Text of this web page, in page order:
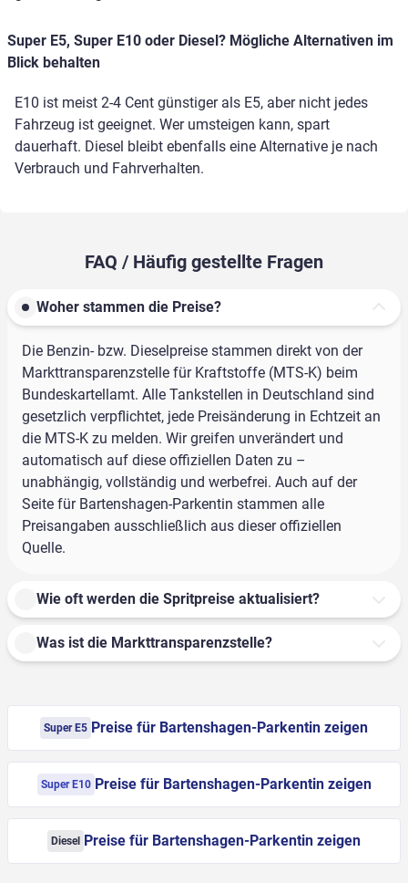
Super E5, Super E10 oder Diesel? Mögliche Alternativen im
Blick behalten
E10 ist meist 2-4 Cent günstiger als E5, aber nicht jedes
Fahrzeug ist geeignet. Wer umsteigen kann, spart
dauerhaft. Diesel bleibt ebenfalls eine Alternative je nach
Verbrauch und Fahrverhalten.
FAQ / Häufig gestellte Fragen
Woher stammen die Preise?
Die Benzin- bzw. Dieselpreise stammen direkt von der
Markttransparenzstelle für Kraftstoffe (MTS-K) beim
Bundeskartellamt. Alle Tankstellen in Deutschland sind
gesetzlich verpflichtet, jede Preisänderung in Echtzeit an
die MTS-K zu melden. Wir greifen unverändert und
automatisch auf diese offiziellen Daten zu –
unabhängig, vollständig und werbefrei. Auch auf der
Seite für Bartenshagen-Parkentin stammen alle
Preisangaben ausschließlich aus dieser offiziellen
Quelle.
Wie oft werden die Spritpreise aktualisiert?
Was ist die Markttransparenzstelle?
Super E5 Preise für Bartenshagen-Parkentin zeigen
Super E10 Preise für Bartenshagen-Parkentin zeigen
Diesel Preise für Bartenshagen-Parkentin zeigen